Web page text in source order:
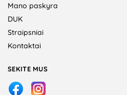
Mano paskyra
DUK
Straipsniai
Kontaktai
SEKITE MUS